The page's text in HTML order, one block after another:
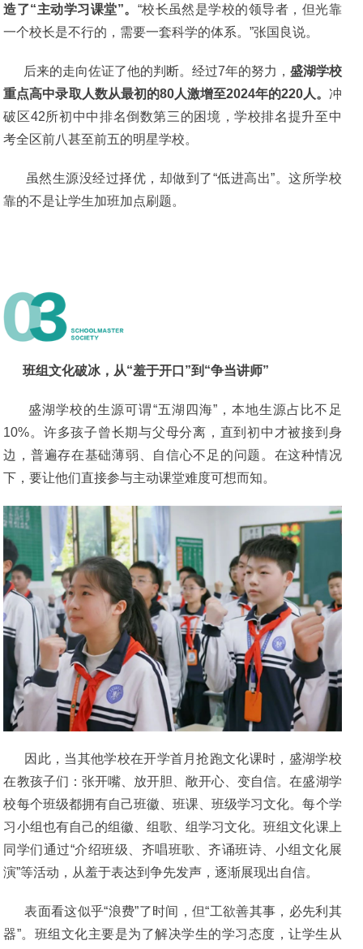
造了“主动学习课堂”。 “校长虽然是学校的领导者，但光靠
一个校长是不行的，需要一套科学的体系。”张国良说。
后来的走向佐证了他的判断。经过7年的努力， 盛湖学校
重点高中录取人数从最初的80人激增至2024年的220人。 冲
破区42所初中中排名倒数第三的困境，学校排名提升至中
考全区前八甚至前五的明星学校。
虽然生源没经过择优，却做到了“低进高出”。这所学校
靠的不是让学生加班加点刷题。
班组文化破冰，从“羞于开口”到“争当讲师”
盛湖学校的生源可谓“五湖四海”，本地生源占比不足
10%。许多孩子曾长期与父母分离，直到初中才被接到身
边，普遍存在基础薄弱、自信心不足的问题。在这种情况
下，要让他们直接参与主动课堂难度可想而知。
因此，当其他学校在开学首月抢跑文化课时，盛湖学校
在教孩子们：张开嘴、放开胆、敞开心、变自信。在盛湖学
校每个班级都拥有自己班徽、班课、班级学习文化。每个学
习小组也有自己的组徽、组歌、组学习文化。班组文化课上
同学们通过“介绍班级、齐唱班歌、齐诵班诗、小组文化展
演”等活动，从羞于表达到争先发声，逐渐展现出自信。
表面看这似乎“浪费”了时间，但“工欲善其事，必先利其
器”。班组文化主要是为了解决学生的学习态度，让学生从